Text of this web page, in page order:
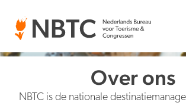
Over ons
NBTC is de nationale